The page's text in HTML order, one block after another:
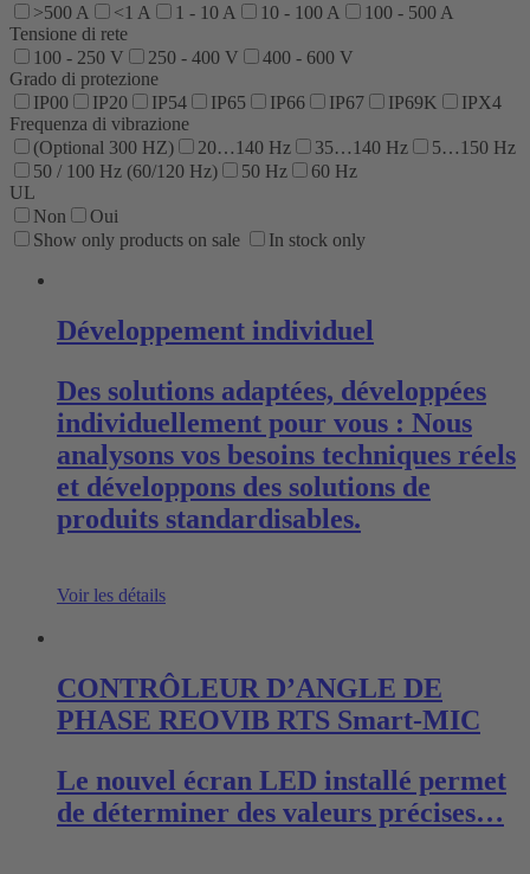
>500 A
<1 A 1 - 10 A 10 - 100 A
100 - 500 A
Tensione di rete
100 - 250 V
250 - 400 V
400 - 600 V
Grado di protezione
IP00
IP20 IP54 IP65 IP66 IP67 IP69K
IPX4
Frequenza di vibrazione
(Optional 300 HZ)
20…140 Hz 35…140 Hz
5…150 Hz
50 / 100 Hz (60/120 Hz)
50 Hz
60 Hz
UL
Non
Oui
Show only products on sale
In stock only
Développement individuel
Des solutions adaptées, développées
individuellement pour vous : Nous
analysons vos besoins techniques réels
et développons des solutions de
produits standardisables.
Voir les détails
CONTRÔLEUR D’ANGLE DE
PHASE REOVIB RTS Smart-MIC
Le nouvel écran LED installé permet
de déterminer des valeurs précises…